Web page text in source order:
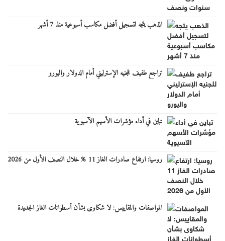
الذهب يتجه لتسجيل أفضل مكاسب أسبوعية منذ 7 أشهر
تراجع طفيف للجنيه الإسترليني أمام الدولار واليورو
تباين في أداء مؤشرات الأسهم الآسيوية
روسيا: ارتفاع صادرات الغاز 11 % خلال النصف الأول من 2026
المواصفات والمقاييس: لا شكاوى بشأن أسطوانات الغاز الجديدة